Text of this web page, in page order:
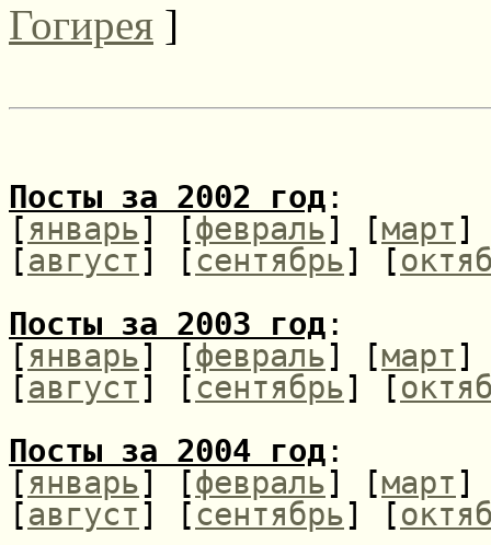
Гогирея ]
Посты за 2002 год :
[январь] [февраль] [март]
[август] [сентябрь] [
Посты за 2003 год :
[январь] [февраль] [март]
[август] [сентябрь] [
Посты за 2004 год :
[январь] [февраль] [март]
[август] [сентябрь] [